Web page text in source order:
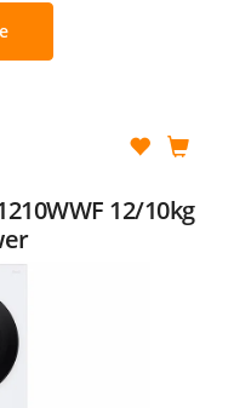
12/10kg